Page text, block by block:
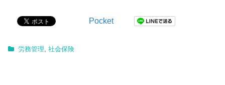
Pocket
労務管理, 社会保険